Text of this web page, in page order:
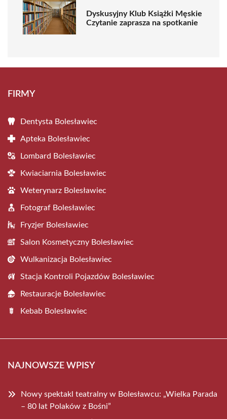
Dyskusyjny Klub Książki Męskie
Czytanie zaprasza na spotkanie
FIRMY
Dentysta Bolesławiec
Apteka Bolesławiec
Lombard Bolesławiec
Kwiaciarnia Bolesławiec
Weterynarz Bolesławiec
Fotograf Bolesławiec
Fryzjer Bolesławiec
Salon Kosmetyczny Bolesławiec
Wulkanizacja Bolesławiec
Stacja Kontroli Pojazdów Bolesławiec
Restauracje Bolesławiec
Kebab Bolesławiec
NAJNOWSZE WPISY
Nowy spektakl teatralny w Bolesławcu: „Wielka Parada
– 80 lat Polaków z Bośni”